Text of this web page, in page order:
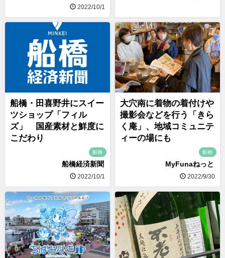
2022/10/1
船橋・田喜野井にスイー
ツショップ「フィル
ズ」 国産素材と鮮度に
こだわり
船橋
船橋経済新聞
2022/10/1
大穴南に着物の着付けや
撮影会などを行う「きら
く庵」、地域コミュニテ
ィーの場にも
船橋
MyFunaねっと
2022/9/30